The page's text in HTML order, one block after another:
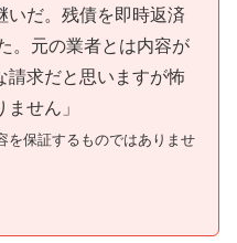
いだ。残債を即時返済
。元の業者とは内容が
請求だと思いますが怖
せん」
を保証するものではありませ